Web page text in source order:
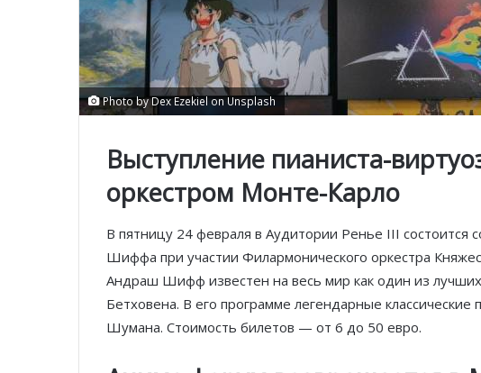
Photo by Dex Ezekiel on Unsplash
Выступление пианиста-
оркестром Монте-Карло
В пятницу 24 февраля в Аудитории Ренье III состоится
Шиффа при участии Филармонического оркестра
Андраш Шифф известен на весь мир как один из
Бетховена. В его программе легендарные
Шумана. Стоимость билетов — от 6 до 50 евро.